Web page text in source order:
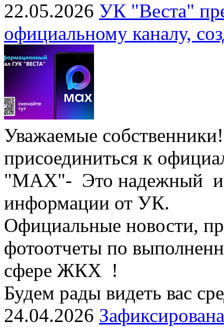
22.05.2026 УК "Веста"
официальному каналу,
Уважаемые
присоединиться к
"МАХ"- Это надежный
информации от УК.
Официальные новости,
фотоотчеты по
сфере ЖКХ !
Будем рады видеть вас
24.04.2026